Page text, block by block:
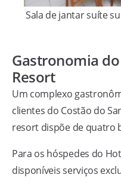
Sala de jantar suíte
Gastronomia
Resort
Um complexo
clientes do Costão do
resort dispõe de quatro
Para os hóspedes do
disponíveis serviços